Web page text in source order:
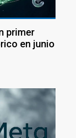
primer
en junio